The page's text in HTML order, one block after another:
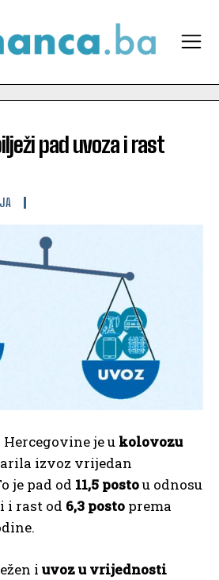
pad uvoza i rast
Hercegovine je u kolovozu
izvoz vrijedan
je pad od 11,5 postou odnosu
i rast od 6,3 posto prema
i uvoz u vrijednosti